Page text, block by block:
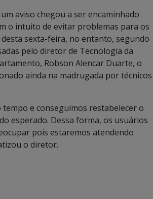
aviso chegou a ser encaminhado
o intuito de evitar problemas para os
sexta-feira, no entanto, segundo
pelo diretor de Tecnologia da
Robson Alencar Duarte, o
ainda na madrugada por técnicos
tempo e conseguimos restabelecer o
esperado. Dessa forma, os usuários
pois estaremos atendendo
o diretor.